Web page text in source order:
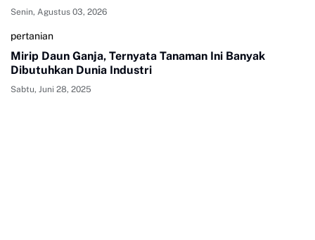
Senin, Agustus 03, 2026
pertanian
Mirip Daun Ganja, Ternyata Tanaman Ini Banyak
Dibutuhkan Dunia Industri
Sabtu, Juni 28, 2025